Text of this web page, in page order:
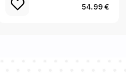
54.99 €